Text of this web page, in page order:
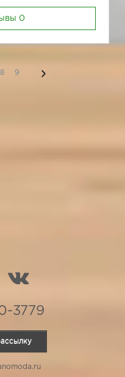
0
8 9
3779